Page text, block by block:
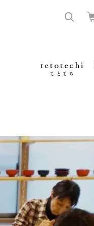
tetotechi
てとてち